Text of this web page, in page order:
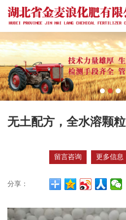
无土配方，全水溶颗粒
留言咨询 更多信息
分享：